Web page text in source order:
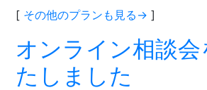
[ その他のプランも見る→ ]
オンライン相談
たしました